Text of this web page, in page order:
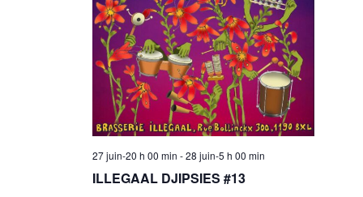
o
n
ILLEGAAL DJIPSIES #13
27 juin-20 h 00 min -28 juin-5 h 00 min